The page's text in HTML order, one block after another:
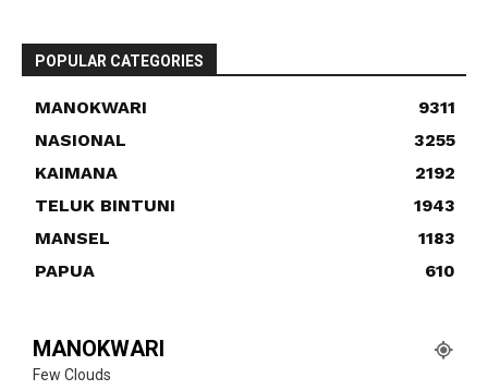
POPULAR CATEGORIES
MANOKWARI
9311
NASIONAL
3255
KAIMANA
2192
TELUK BINTUNI
1943
MANSEL
1183
PAPUA
610
MANOKWARI
Few Clouds